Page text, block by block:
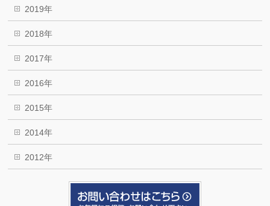
2019年
2018年
2017年
2016年
2015年
2014年
2012年